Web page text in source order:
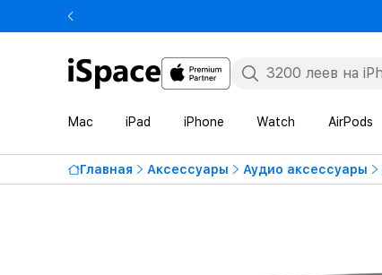
Mac iPad iPhone Watch AirPods
Главная Аксессуары Аудио аксессуары